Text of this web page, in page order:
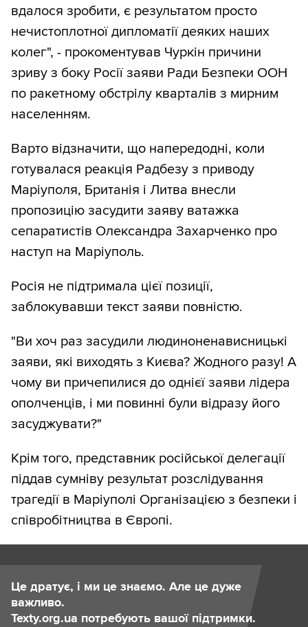
вдалося зробити, є результатом просто
нечистоплотної дипломатії деяких наших
колег", - прокоментував Чуркін причини
зриву з боку Росії заяви Ради Безпеки ООН
по ракетному обстрілу кварталів з мирним
населенням.
Варто відзначити, що напередодні, коли
готувалася реакція Радбезу з приводу
Маріуполя, Британія і Литва внесли
пропозицію засудити заяву ватажка
сепаратистів Олександра Захарченко про
наступ на Маріуполь.
Росія не підтримала цієї позиції,
заблокувавши текст заяви повністю.
"Ви хоч раз засудили людиноненависницькі
заяви, які виходять з Києва? Жодного разу! А
чому ви причепилися до однієї заяви лідера
ополченців, і ми повинні були відразу його
засуджувати?"
Крім того, представник російської делегації
піддав сумніву результат розслідування
трагедії в Маріуполі Організацією з безпеки і
співробітництва в Європі.
Це дратує, і ми це знаємо. Але це дуже
важливо.
Texty.org.ua потребують вашої підтримки.